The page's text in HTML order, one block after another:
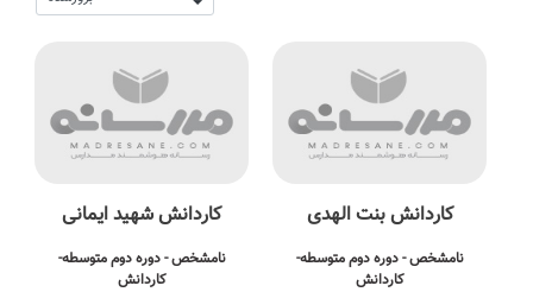
کاردانش بنت الهدی
نامشخص - دوره دوم متوسطه-
کاردانش
کاردانش شهید ایمانی
نامشخص - دوره دوم متوسطه-
کاردانش